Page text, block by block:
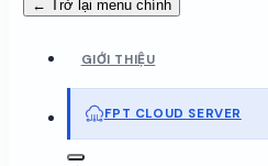
← Trở lại menu chính
GIỚI THIỆU
FPT CLOUD SERVER